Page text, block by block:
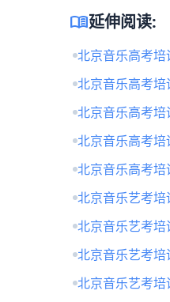
menu_book延伸阅读:
北京音乐高考
北京音乐高考
北京音乐高考
北京音乐高考
北京音乐高考
北京音乐艺考
北京音乐艺考
北京音乐艺考
北京音乐艺考